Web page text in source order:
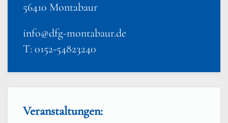
56410 Montabaur
info@dfg-montabaur.de
T: 0152-54823240
Veranstaltungen: